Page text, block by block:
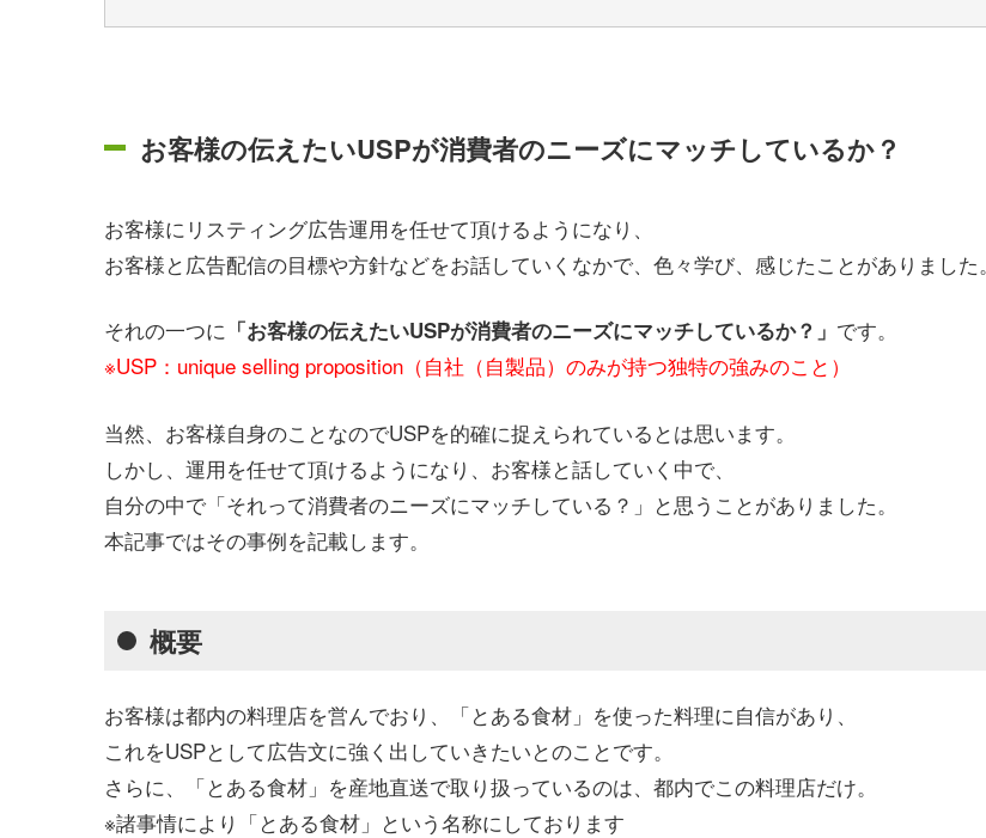
お客様の伝えたいUSPが消費者のニーズにマッチしているか？
お客様にリスティング広告運用を任せて頂けるようになり、
お客様と広告配信の目標や方針などをお話していくなかで、色々学び、感じたことがありました。
それの一つに 「お客様の伝えたいUSPが消費者のニーズにマッチしているか？」 です。
※USP：unique selling proposition（自社（自製品）のみが持つ独特の強みのこと）
当然、お客様自身のことなのでUSPを的確に捉えられているとは思います。
しかし、運用を任せて頂けるようになり、お客様と話していく中で、
自分の中で「それって消費者のニーズにマッチしている？」と思うことがありました。
本記事ではその事例を記載します。
概要
お客様は都内の料理店を営んでおり、「とある食材」を使った料理に自信があり、
これをUSPとして広告文に強く出していきたいとのことです。
さらに、「とある食材」を産地直送で取り扱っているのは、都内でこの料理店だけ。
※諸事情により「とある食材」という名称にしております